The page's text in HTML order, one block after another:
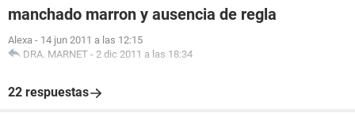
manchado marron y ausencia de regla
Alexa - 14 jun 2011 a las 12:15
DRA. MARNET - 2 dic 2011 a las 18:34
22 respuestas